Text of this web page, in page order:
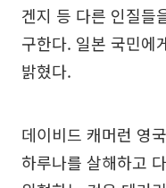
겐지 등 다른 인질들
구한다. 일본 국민에
밝혔다.
데이비드 캐머런 영
하루나를 살해하고